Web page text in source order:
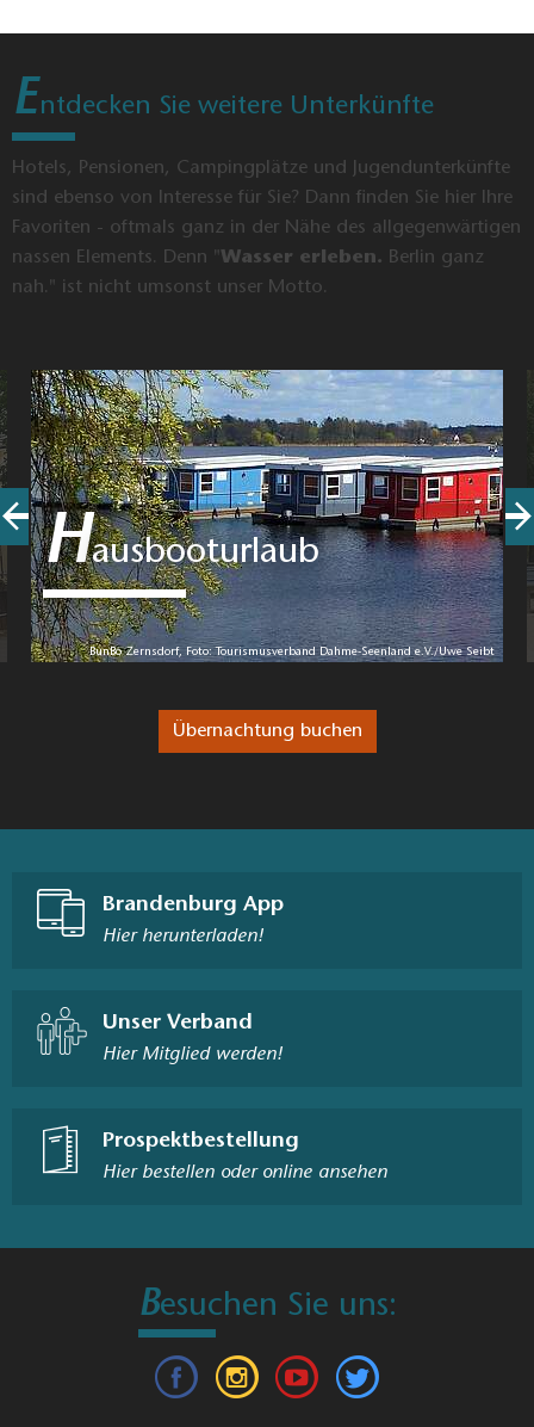
Entdecken Sie weitere Unterkünfte
Hotels, Pensionen, Campingplätze und Jugendunterkünfte
sind ebenso von Interesse für Sie? Dann finden Sie hier Ihre
Favoriten - oftmals ganz in der Nähe des allgegenwärtigen
nassen Elements. Denn "Wasser erleben. Berlin ganz
nah." ist nicht umsonst unser Motto.
Hausbooturlaub
BunBo Zernsdorf, Foto: Tourismusverband Dahme-Seenland e.V./Uwe Seibt
Übernachtung buchen
Brandenburg App
Hier herunterladen!
Unser Verband
Hier Mitglied werden!
Prospektbestellung
Hier bestellen oder online ansehen
Besuchen Sie uns: